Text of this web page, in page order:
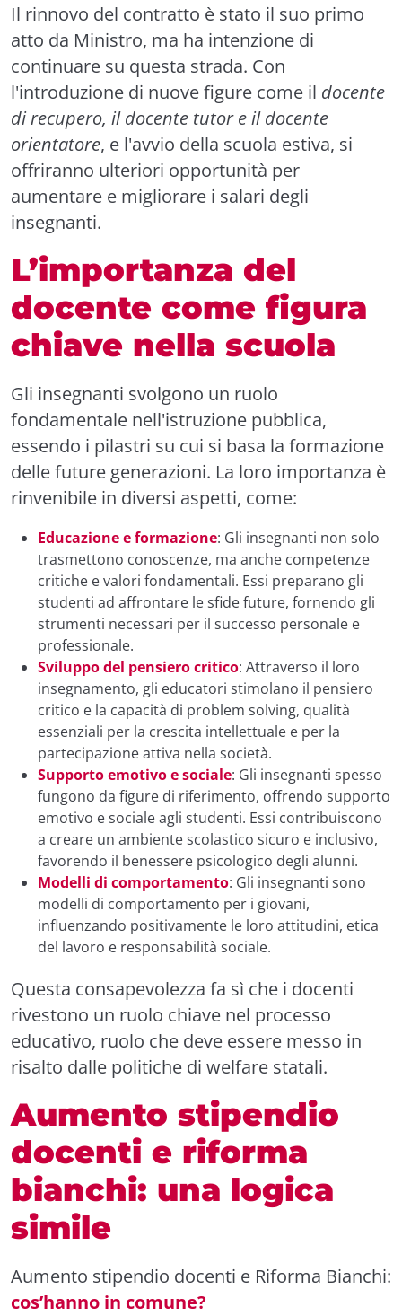
Il rinnovo del contratto è stato il suo primo
atto da Ministro, ma ha intenzione di
continuare su questa strada. Con
l'introduzione di nuove figure come il docente
di recupero, il docente tutor e il docente
orientatore, e l'avvio della scuola estiva, si
offriranno ulteriori opportunità per
aumentare e migliorare i salari degli
insegnanti.
L’importanza del
docente come figura
chiave nella scuola
Gli insegnanti svolgono un ruolo
fondamentale nell'istruzione pubblica,
essendo i pilastri su cui si basa la formazione
delle future generazioni. La loro importanza è
rinvenibile in diversi aspetti, come:
Educazione e formazione: Gli insegnanti non solo
trasmettono conoscenze, ma anche competenze
critiche e valori fondamentali. Essi preparano gli
studenti ad affrontare le sfide future, fornendo gli
strumenti necessari per il successo personale e
professionale.
Sviluppo del pensiero critico: Attraverso il loro
insegnamento, gli educatori stimolano il pensiero
critico e la capacità di problem solving, qualità
essenziali per la crescita intellettuale e per la
partecipazione attiva nella società.
Supporto emotivo e sociale: Gli insegnanti spesso
fungono da figure di riferimento, offrendo supporto
emotivo e sociale agli studenti. Essi contribuiscono
a creare un ambiente scolastico sicuro e inclusivo,
favorendo il benessere psicologico degli alunni.
Modelli di comportamento: Gli insegnanti sono
modelli di comportamento per i giovani,
influenzando positivamente le loro attitudini, etica
del lavoro e responsabilità sociale.
Questa consapevolezza fa sì che i docenti
rivestono un ruolo chiave nel processo
educativo, ruolo che deve essere messo in
risalto dalle politiche di welfare statali.
Aumento stipendio
docenti e riforma
bianchi: una logica
simile
Aumento stipendio docenti e Riforma Bianchi:
cos’hanno in comune?